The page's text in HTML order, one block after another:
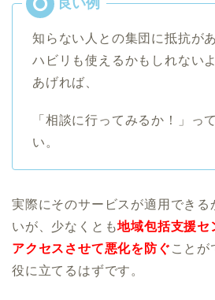
知らない人との集団に抵抗が
ハビリも使えるかもしれない
あげれば、
「相談に行ってみるか！」っ
い。
実際にそのサービスが適用できる
いが、少なくとも地域包括支援セ
アクセスさせて悪化を防ぐ ことが
役に立てるはずです。